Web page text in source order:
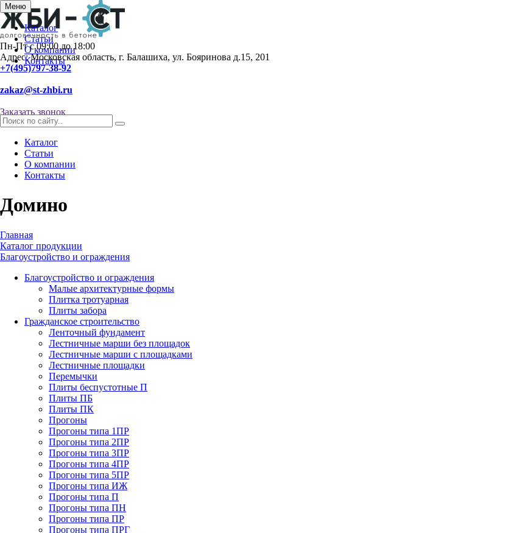
Меню
Каталог
Статьи
О компании
Контакты
Пн-Пт с 09:00 до 18:00
Адрес: Московская область, г. Балашиха, ул. Бояринова д.15, 201
+7(495)797-38-92
zakaz@st-zhbi.ru
Заказать звонок
Каталог
Статьи
О компании
Контакты
Домино
Главная
Каталог продукции
Благоустройство и ограждения
Благоустройство и ограждения
Малые архитектурные формы
Плитка тротуарная
Плиты забора
Гражданское строительство
Ленточный фундамент
Лестничные марши без площадок
Лестничные марши с площадками
Лестничные площадки
Перемычки
Плиты беспустотные П
Плиты ПБ
Плиты ПК
Прогоны
Прогоны типа 1ПР
Прогоны типа 2ПР
Прогоны типа 3ПР
Прогоны типа 4ПР
Прогоны типа 5ПР
Прогоны типа ИЖ
Прогоны типа П
Прогоны типа ПН
Прогоны типа ПР
Прогоны типа ПРГ